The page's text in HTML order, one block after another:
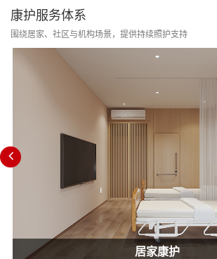
康护服务体系
围绕居家、社区与机构场景，提供持续照护支持
居家康护
家庭护士
居家康护